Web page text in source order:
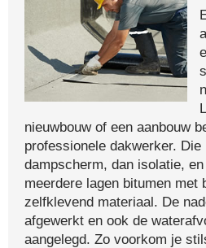
nieuwbouw of een aanbouw
professionele dakwerker.
dampscherm, dan isolatie,
meerdere lagen bitumen met
zelfklevend materiaal. De
afgewerkt en ook de
aangelegd. Zo voorkom je